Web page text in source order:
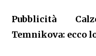
Pubblicità
Temnikova: ecco